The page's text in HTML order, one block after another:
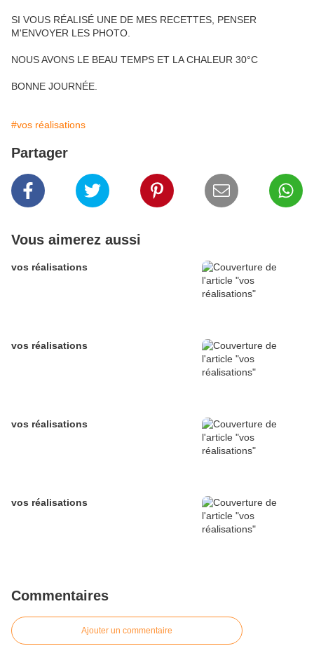
SI VOUS RÉALISÉ UNE DE MES RECETTES, PENSER
M'ENVOYER LES PHOTO.
NOUS AVONS LE BEAU TEMPS ET LA CHALEUR 30°C
BONNE JOURNÉE.
#vos réalisations
Partager
Vous aimerez aussi
vos réalisations
vos réalisations
vos réalisations
vos réalisations
Commentaires
Ajouter un commentaire